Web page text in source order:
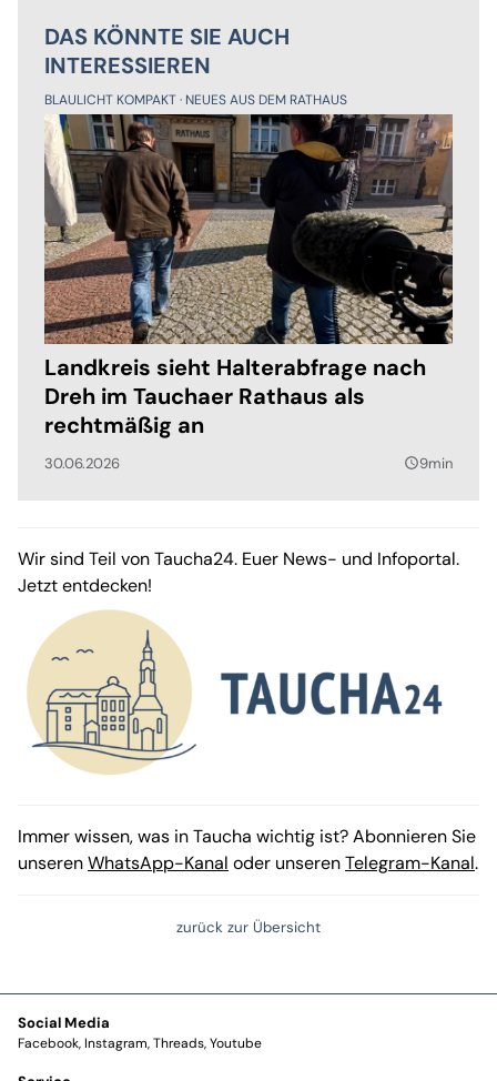
DAS KÖNNTE SIE AUCH
INTERESSIEREN
BLAULICHT KOMPAKT NEUES AUS DEM RATHAUS
Landkreis sieht Halterabfrage nach
Dreh im Tauchaer Rathaus als
rechtmäßig an
30.06.2026 query_builder9min
Wir sind Teil von Taucha24. Euer News- und Infoportal.
Jetzt entdecken!
Immer wissen, was in Taucha wichtig ist? Abonnieren Sie
unserenWhatsApp-Kanal oder unserenTelegram-Kanal.
zurück zur Übersicht
Social Media
Facebook Instagram Threads Youtube